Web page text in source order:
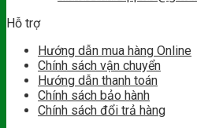
Hỗ trợ
Hướng dẫn mua hàng Online
Chính sách vận chuyển
Hướng dẫn thanh toán
Chính sách bảo hành
Chính sách đổi trả hàng